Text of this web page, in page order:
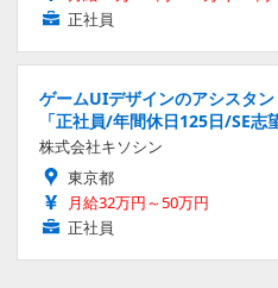
正社員
ゲームUIデザインのアシスタ
「正社員/年間休日125日/SE志
株式会社キソシン
東京都
月給32万円～50万円
正社員